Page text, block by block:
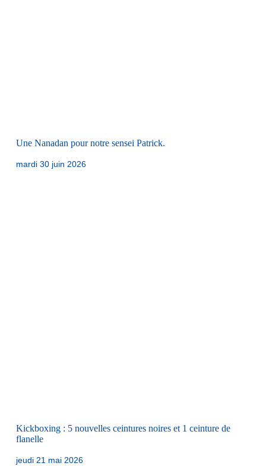
Une Nanadan pour notre sensei Patrick.
mardi 30 juin 2026
Kickboxing : 5 nouvelles ceintures noires et 1 ceinture de
flanelle
jeudi 21 mai 2026